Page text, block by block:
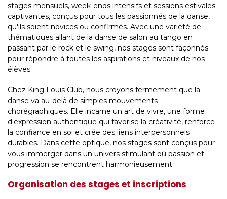
stages mensuels, week-ends intensifs et sessions estivales
captivantes, conçus pour tous les passionnés de la danse,
qu'ils soient novices ou confirmés. Avec une variété de
thématiques allant de la danse de salon au tango en
passant par le rock et le swing, nos stages sont façonnés
pour répondre à toutes les aspirations et niveaux de nos
élèves.
Chez King Louis Club, nous croyons fermement que la
danse va au-delà de simples mouvements
chorégraphiques. Elle incarne un art de vivre, une forme
d'expression authentique qui favorise la créativité, renforce
la confiance en soi et crée des liens interpersonnels
durables. Dans cette optique, nos stages sont conçus pour
vous immerger dans un univers stimulant où passion et
progression se rencontrent harmonieusement.
Organisation des stages et inscriptions